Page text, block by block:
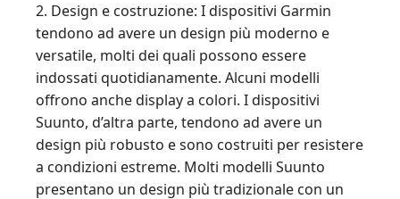
2. Design e costruzione: I dispositivi Garmin
tendono ad avere un design più moderno e
versatile, molti dei quali possono essere
indossati quotidianamente. Alcuni modelli
offrono anche display a colori. I dispositivi
Suunto, d’altra parte, tendono ad avere un
design più robusto e sono costruiti per resistere
a condizioni estreme. Molti modelli Suunto
presentano un design più tradizionale con un